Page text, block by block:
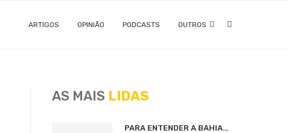
ARTIGOS OPINIÃO PODCASTS OUTROS
AS MAIS LIDAS
PARA ENTENDER A BAHIA…